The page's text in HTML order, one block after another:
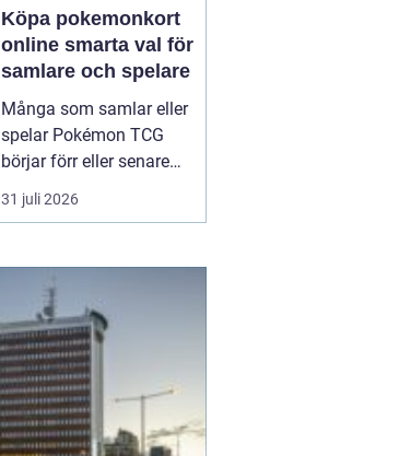
Köpa pokemonkort
online smarta val för
samlare och spelare
Många som samlar eller
spelar Pokémon TCG
börjar förr eller senare
fundera på hur de kan
köpa kort på ett enklare
Att Köpa Pokemonkort
online ger
större utbud, bättre
prisjä...
31 juli 2026